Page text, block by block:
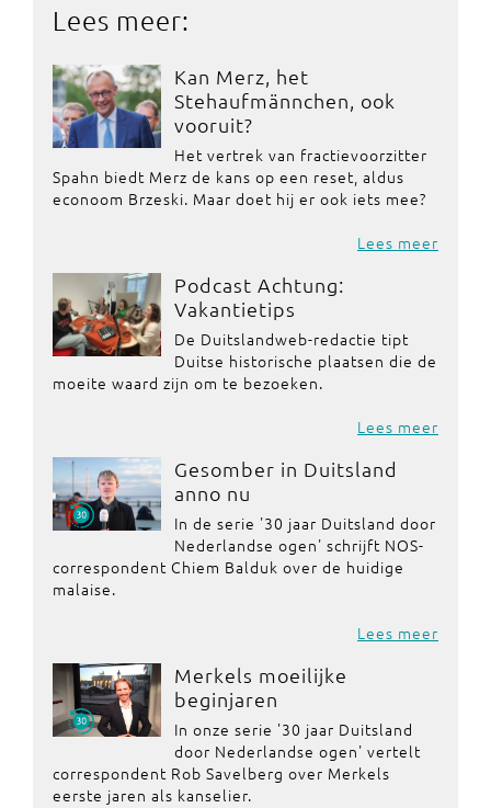
Lees meer:
Kan Merz, het
Stehaufmännchen, ook
vooruit?
Het vertrek van fractievoorzitter
Spahn biedt Merz de kans op een reset, aldus
econoom Brzeski. Maar doet hij er ook iets mee?
Lees meer
Podcast Achtung:
Vakantietips
De Duitslandweb-redactie tipt
Duitse historische plaatsen die de
moeite waard zijn om te bezoeken.
Lees meer
Gesomber in Duitsland
anno nu
In de serie '30 jaar Duitsland door
Nederlandse ogen' schrijft NOS-
correspondent Chiem Balduk over de huidige
malaise.
Lees meer
Merkels moeilijke
beginjaren
In onze serie '30 jaar Duitsland
door Nederlandse ogen' vertelt
correspondent Rob Savelberg over Merkels
eerste jaren als kanselier.